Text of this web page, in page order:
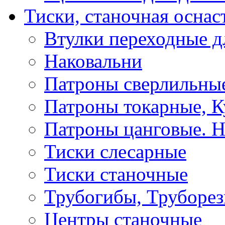
Тиски, станочная
Втулки переходные
Наковальни
Патроны
Патроны токарные,
Патроны цанговые.
Тиски слесарные
Тиски станочные
Трубогибы,
Центры станочные